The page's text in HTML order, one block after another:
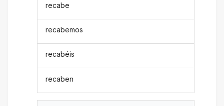
recabe
recabemos
recabéis
recaben